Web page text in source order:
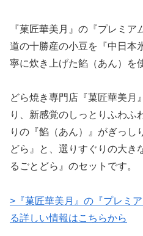
『菓匠華美月』の『プレミ
道の十勝産の小豆を『中日本
寧に炊き上げた餡（あん）を
どら焼き専門店『菓匠華美月
り、新感覚のしっとりふわふ
りの『餡（あん）』がぎっし
どら』と、選りすぐりの大き
るごとどら』のセットです。
>『菓匠華美月』の『プレミ
る詳しい情報はこちらから